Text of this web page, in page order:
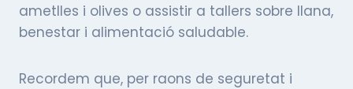
ametlles i olives o assistir a tallers sobre llana,
benestar i alimentació saludable.
Recordem que, per raons de seguretat i